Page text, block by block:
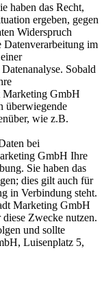
haben das Recht,
ergeben, gegen
Widerspruch
Datenverarbeitung im
Sobald
Marketing GmbH
überwiegende
wie z.B.
bei
GmbH Ihre
Sie haben das
dies gilt auch für
in Verbindung steht.
Marketing GmbH
Zwecke nutzen.
und sollte
Luisenplatz 5,